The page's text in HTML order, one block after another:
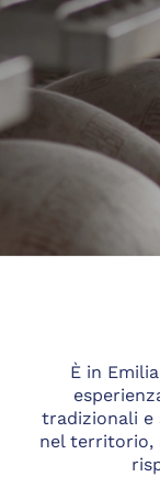
È in
tradizionali e
nel territorio,